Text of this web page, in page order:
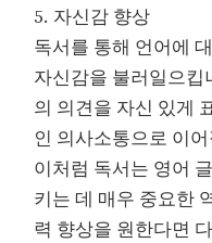
5. 자신감 향상
독서를 통해 언어에
자신감을 불러일으킵
의 의견을 자신 있게
인 의사소통으로 이
이처럼 독서는 영어
키는 데 매우 중요한
력 향상을 원한다면